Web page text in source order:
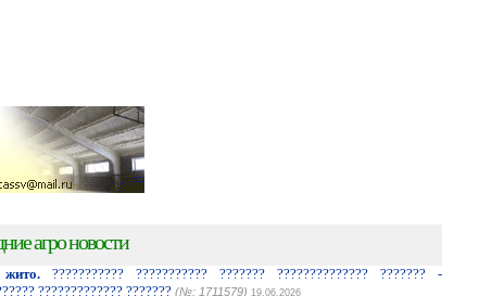
агро новости
??????????? ??????????? ??????? ?????????????? ??????? -
????????????? ??????? (№: 1711579) 19.06.2026